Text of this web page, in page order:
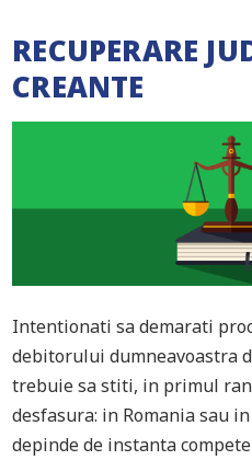
RECUPERARE
CREANTE
Intentionati sa demarati
debitorului dumneavoastra
trebuie sa stiti, in primul
desfasura: in Romania sau
depinde de instanta